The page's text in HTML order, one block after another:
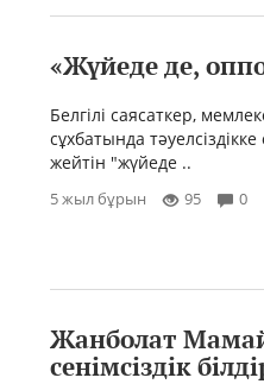
«Жүйеде де,
Белгілі саясаткер,
сұхбатында
жейтін "жүйеде ..
5 жыл бұрын 95 0
Жанболат
сенімсіздік